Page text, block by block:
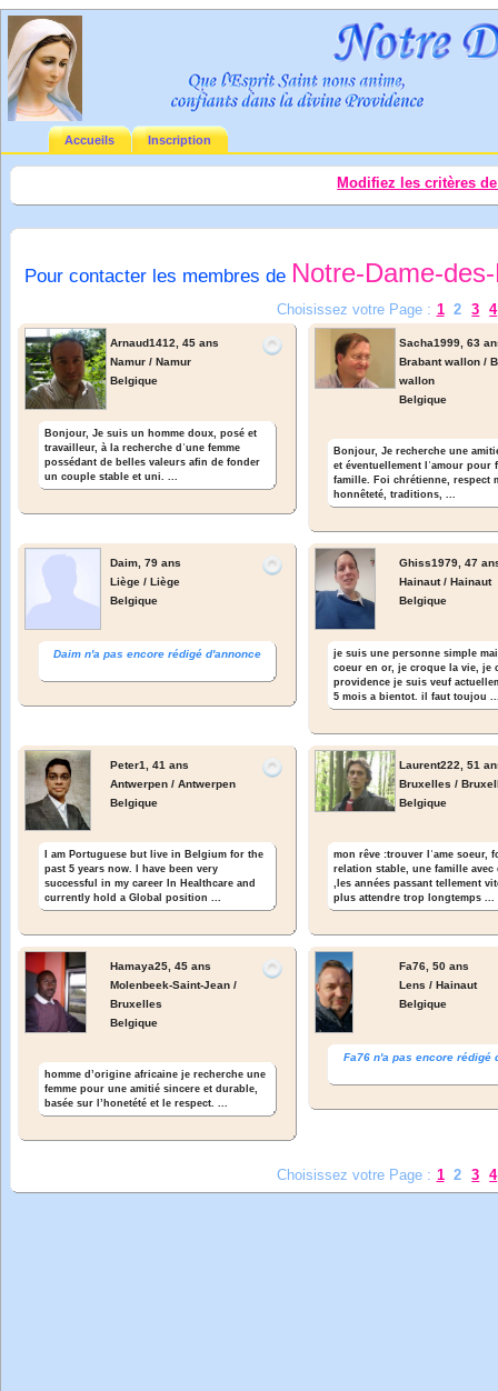
Accueils Inscription
Modifiez les critères
Pour contacter les membres de Notre-Dame-
Choisissez votre Page : 1 2 3 4
Arnaud1412,
45 ans
Namur / Namur
Belgique
Bonjour, Je suis un homme doux, posé et
travailleur, à la recherche dʾune femme
possédant de belles valeurs afin de fonder
un couple stable et uni. ...
Sacha1999, 63
Brabant wallon /
wallon
Belgique
Bonjour, Je recherche une
et éventuellement lʾamour pour
famille. Foi chrétienne, respect
honnêteté, traditions, ...
Daim, 79 ans
Liège / Liège
Belgique
Daim n'a pas encore rédigé d'annonce
Ghiss1979, 47
Hainaut / Hainaut
Belgique
je suis une personne simple
coeur en or, je croque la vie, je
providence je suis veuf
5 mois a bientot. il faut toujou
Peter1,
41 ans
Antwerpen / Antwerpen
Belgique
I am Portuguese but live in Belgium for the
past 5 years now. I have been very
successful in my career In Healthcare and
currently hold a Global position ...
Laurent222,
51
Bruxelles /
Belgique
mon rêve :trouver lʾame soeur,
relation stable, une famille avec
,les années passant tellement
plus attendre trop longtemps ...
Hamaya25, 45 ans
Molenbeek-Saint-Jean /
Bruxelles
Belgique
homme d’origine africaine je recherche une
femme pour une amitié sincere et durable,
basée sur l’honetété et le respect. ...
Fa76, 50 ans
Lens / Hainaut
Belgique
Fa76 n'a pas encore rédigé
Choisissez votre Page : 1 2 3 4